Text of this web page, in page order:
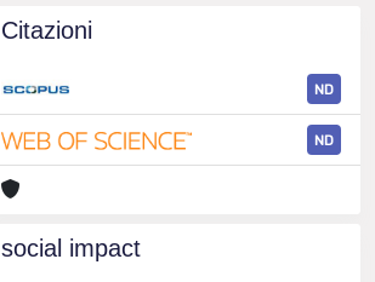
Citazioni
ND
ND
social impact